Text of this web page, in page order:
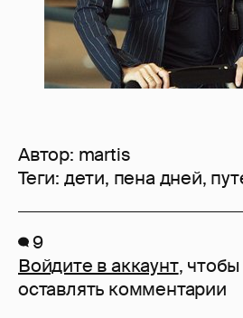
Автор: martis
Теги: дети, пена дней,
9
Войдите в аккаунт, чтобы
оставлять комментарии